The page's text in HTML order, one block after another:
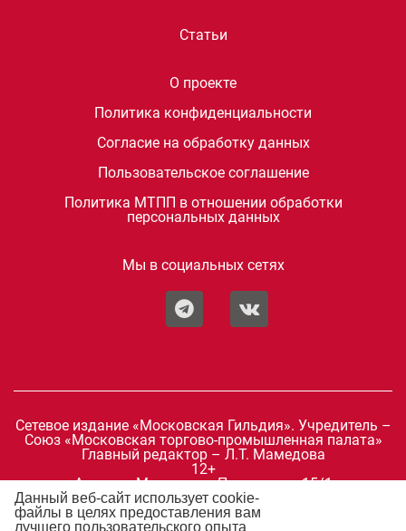
Статьи
О проекте
Политика конфиденциальности
Согласие на обработку данных
Пользовательское соглашение
Политика МТПП в отношении обработки
персональных данных
Мы в социальных сетях
Сетевое издание «Московская Гильдия». Учредитель –
Союз «Московская торгово-промышленная палата»
Главный редактор – Л.Т. Мамедова
12+
Адрес: г. Москва, ул. Петровка, д.15/1
Телефон: +7 499 276-12-19
E-mail:mosgildia@mostpp.ru
Зарегистрировано Федеральной службой по надзору в
Данный веб-сайт использует cookie-
файлы в целях предоставления вам
лучшего пользовательского опыта